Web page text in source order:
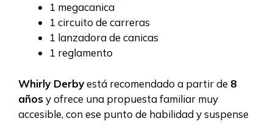
1 megacanica
1 circuito de carreras
1 lanzadora de canicas
1 reglamento
Whirly Derbyestá recomendado a partir de 8
añosy ofrece una propuesta familiar muy
accesible, con ese punto de habilidad y suspense